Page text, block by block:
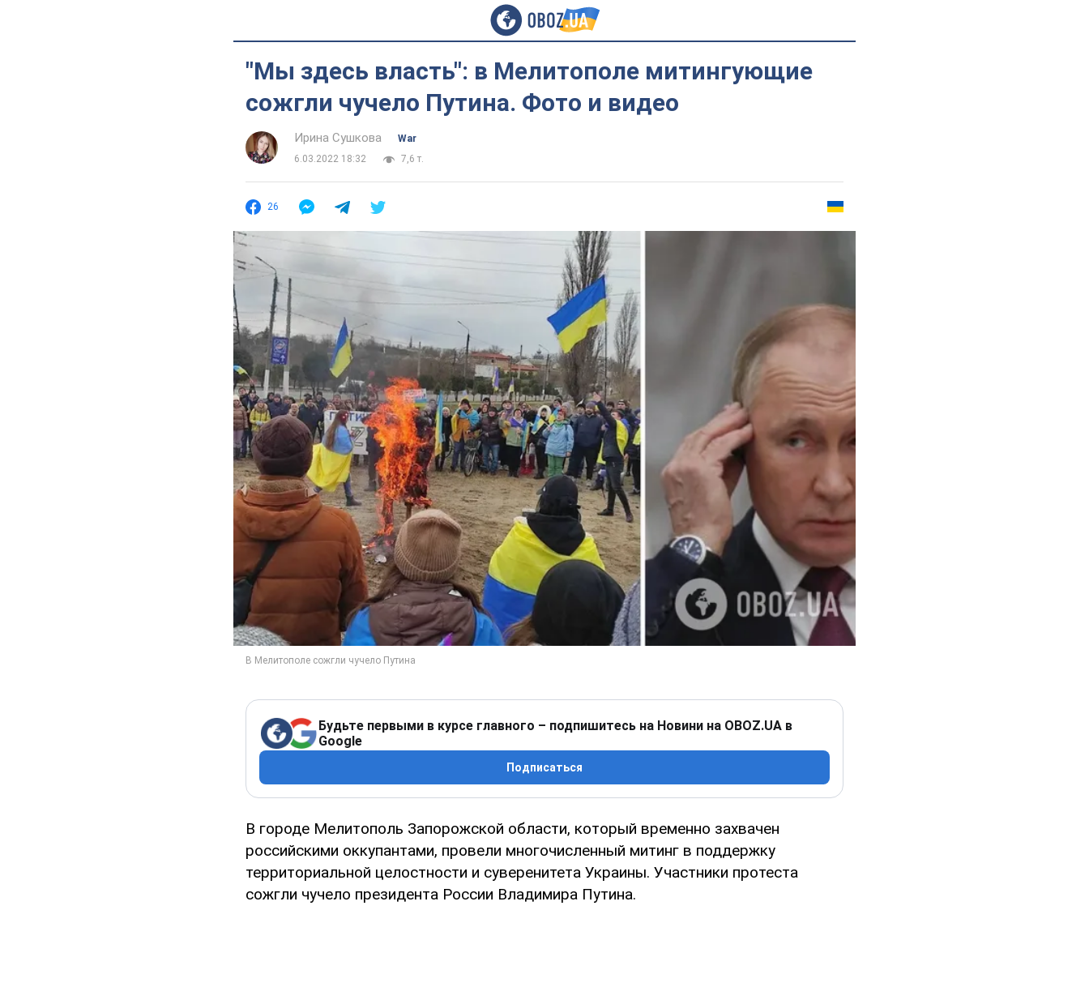
"Мы здесь власть": в Мелитополе митингующие
сожгли чучело Путина. Фото и видео
Ирина Сушкова
War
6.03.2022 18:32
7,6 т.
26
Будьте первыми в курсе главного – подпишитесь на Новини на OBOZ.UA в
Google
Подписаться
В городе Мелитополь Запорожской области, который временно захвачен
российскими оккупантами, провели многочисленный митинг в поддержку
территориальной целостности и суверенитета Украины. Участники протеста
сожгли чучело президента России Владимира Путина.